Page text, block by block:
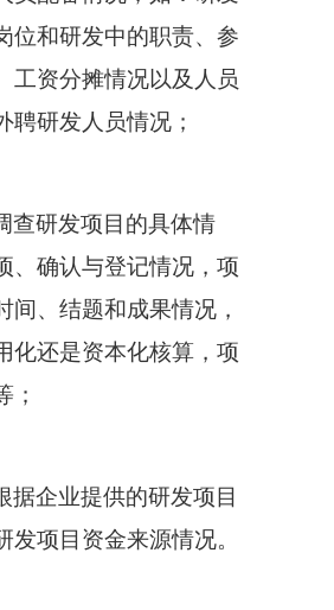
位和研发中的职责、参
工资分摊情况以及人员
聘研发人员情况；
查研发项目的具体情
、确认与登记情况，项
间、结题和成果情况，
化还是资本化核算，项
；
据企业提供的研发项目
发项目资金来源情况。